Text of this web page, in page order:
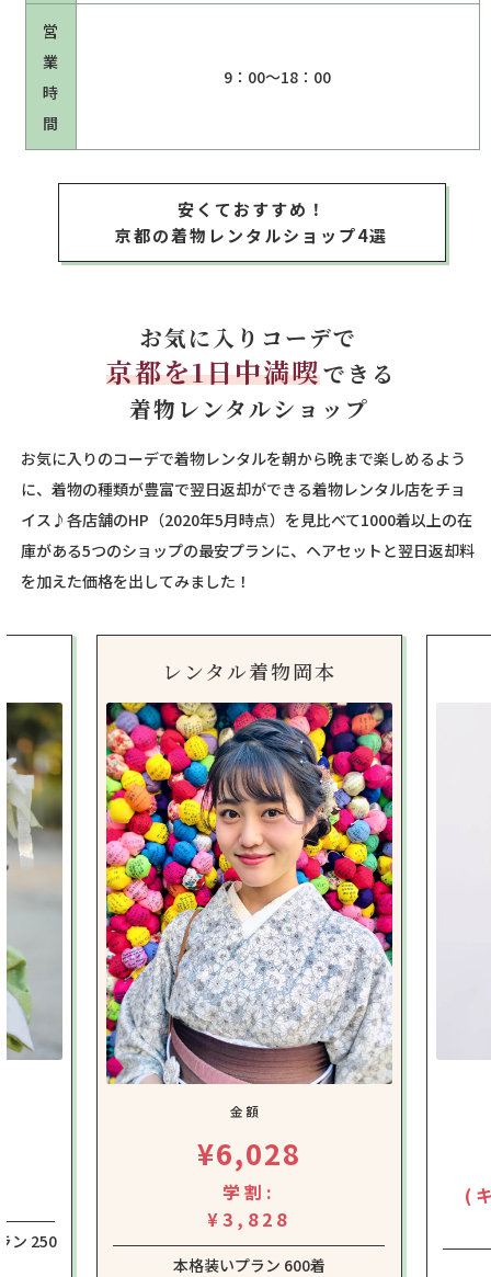
営
業
時
間
9：00～18：00
安くておすすめ！
京都の着物レンタルショップ4選
お気に入りコーデで
京都を1日中満喫できる
着物レンタルショップ
お気に入りのコーデで着物レンタルを朝から晩まで楽しめるよう
に、着物の種類が豊富で翌日返却ができる着物レンタル店をチョ
イス♪各店舗のHP（2020年5月時点）を見比べて1000着以上の在
庫がある5つのショップの最安プランに、ヘアセットと翌日返却料
を加えた価格を出してみました！
ン 250
レンタル着物岡本
金額
¥6,028
学割:
¥3,828
本格装いプラン 600着
(